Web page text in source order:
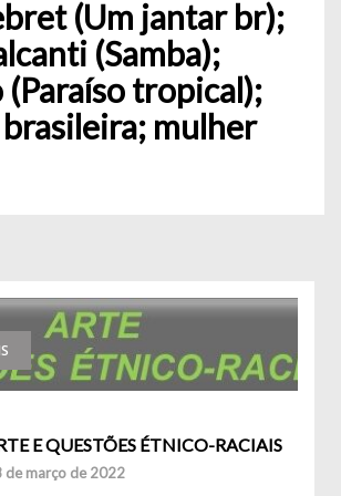
(Um jantar br);
(Samba);
(Paraíso tropical);
mulher
E QUESTÕES ÉTNICO-RACIAIS
de março de 2022